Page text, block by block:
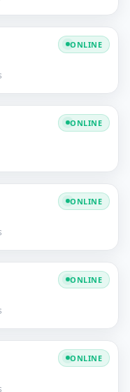
ONLINE
ONLINE
ONLINE
ONLINE
ONLINE